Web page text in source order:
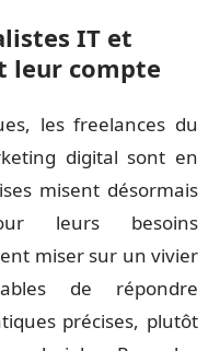
IT et
leur compte
les freelances du
digital sont en
misent désormais
leurs besoins
miser sur un vivier
de répondre
précises, plutôt